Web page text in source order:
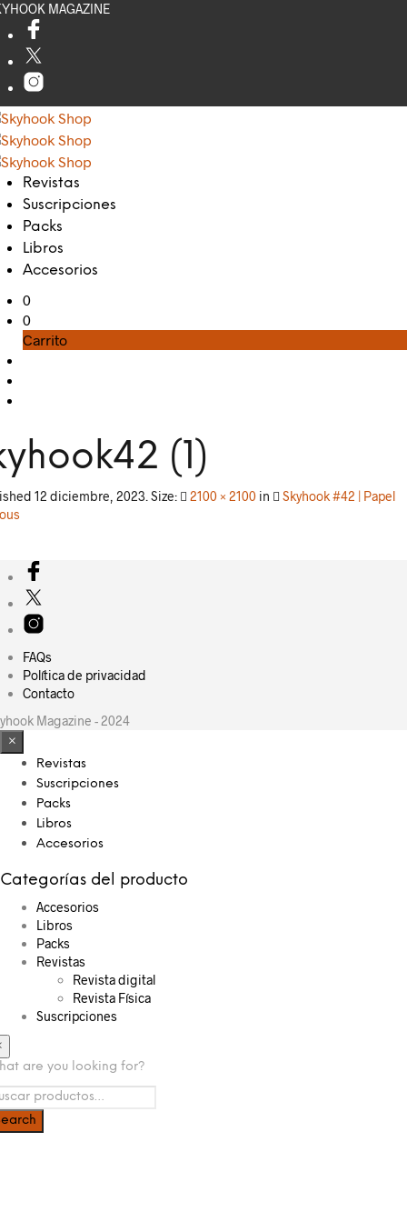
MAGAZINE
Revistas
Suscripciones
Packs
Libros
Accesorios
0
0
Carrito
(1)
12 diciembre, 2023 . Size: 2100 × 2100 in
Skyhook #42 | Papel
FAQs
Política de privacidad
Contacto
Magazine - 2024
×
Revistas
Suscripciones
Packs
Libros
Accesorios
Categorías del producto
Accesorios
Libros
Packs
Revistas
Revista digital
Revista Física
Suscripciones
are you looking for?